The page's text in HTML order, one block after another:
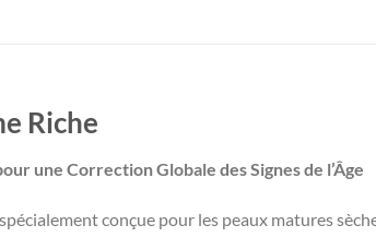
Riche
une Correction Globale des Signes de l’Âge
conçue pour les peaux matures